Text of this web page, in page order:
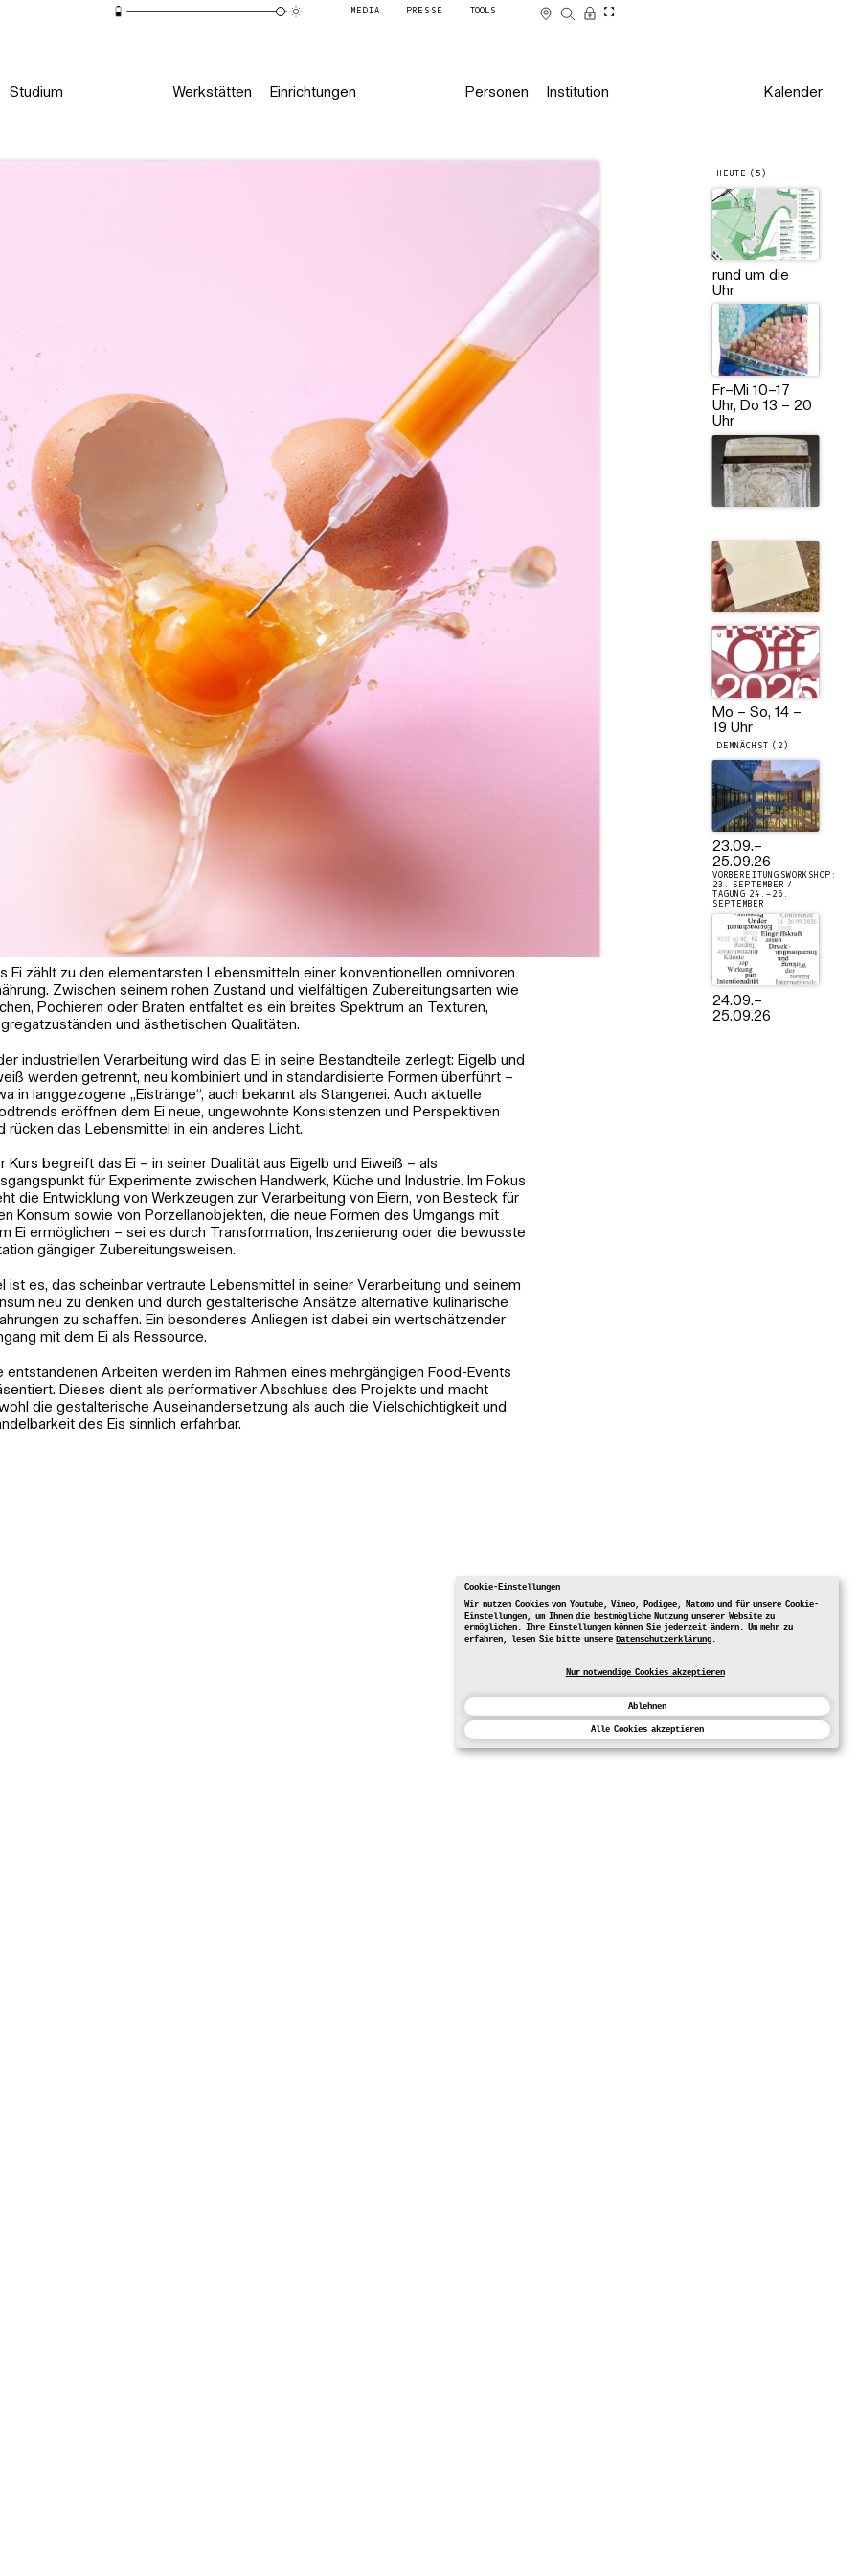
Cookie-Einstellungen
Wir nutzen Cookies von Youtube, Vimeo, Podigee, Matomo und für unsere Cookie-
Einstellungen, um Ihnen die bestmögliche Nutzung unserer Website zu
ermöglichen. Ihre Einstellungen können Sie jederzeit ändern. Um mehr zu
erfahren, lesen Sie bitte unsereDatenschutzerklärung.
Nur notwendige Cookies akzeptieren
Ablehnen
Alle Cookies akzeptieren
MEDIA PRESSE TOOLS
Studium Werkstätten Einrichtungen Personen Institution Kalender
Ei zählt zu den elementarsten Lebensmitteln einer konventionellen omnivoren
Zwischen seinem rohen Zustand und vielfältigen Zubereitungsarten wie
Pochieren oder Braten entfaltet es ein breites Spektrum an Texturen,
und ästhetischen Qualitäten.
industriellen Verarbeitung wird das Ei in seine Bestandteile zerlegt: Eigelb und
werden getrennt, neu kombiniert und in standardisierte Formen überführt –
in langgezogene „Eistränge“, auch bekannt als Stangenei. Auch aktuelle
eröffnen dem Ei neue, ungewohnte Konsistenzen und Perspektiven
rücken das Lebensmittel in ein anderes Licht.
Kurs begreift das Ei – in seiner Dualität aus Eigelb und Eiweiß – als
für Experimente zwischen Handwerk, Küche und Industrie. Im Fokus
die Entwicklung von Werkzeugen zur Verarbeitung von Eiern, von Besteck für
Konsum sowie von Porzellanobjekten, die neue Formen des Umgangs mit
Ei ermöglichen – sei es durch Transformation, Inszenierung oder die bewusste
gängiger Zubereitungsweisen.
ist es, das scheinbar vertraute Lebensmittel in seiner Verarbeitung und seinem
neu zu denken und durch gestalterische Ansätze alternative kulinarische
zu schaffen. Ein besonderes Anliegen ist dabei ein wertschätzender
mit dem Ei als Ressource.
entstandenen Arbeiten werden im Rahmen eines mehrgängigen Food-Events
Dieses dient als performativer Abschluss des Projekts und macht
die gestalterische Auseinandersetzung als auch die Vielschichtigkeit und
des Eis sinnlich erfahrbar.
HEUTE (5)
rund um die
Uhr
Fr–Mi 10–17
Uhr, Do 13 – 20
Uhr
Mo – So, 14 –
19 Uhr
DEMNÄCHST (2)
23.09.–
25.09.26
VORBEREITUNGSWORKSHOP:
23. SEPTEMBER /
TAGUNG 24.–26.
SEPTEMBER
24.09.–
25.09.26